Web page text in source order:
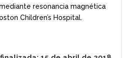
resonancia magnética
Children’s Hospital.